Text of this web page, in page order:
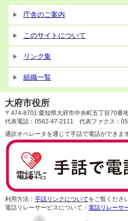
庁舎のご案内
このサイトについて
リンク集
組織一覧
大府市役所
〒474-8701 愛知県大府市中央町五丁目70番
代表電話：0562-47-2111 代表ファクス：
通訳オペレータを通じて手話で電話ができます
利用方法： 手話リンクについてをご覧くださ
電話リレーサービスについて： 電話リレーサ